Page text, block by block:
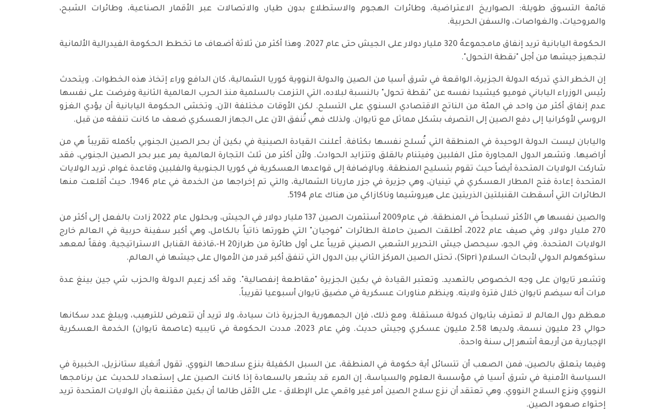
قائمة التسوق طويلة: الصواريخ الاعتراضية، وطائرات الهجوم والاستطلاع بدون طيار، والاتصالات عبر الأقمار الصناعية، وطائرات الشبح،
والمروحيات، والغواصات، والسفن الحربية.
الحكومة اليابانية تريد إنفاق مامجموعهُ 320 مليار دولار على الجيش حتى عام 2027. وهذا أكثر من ثلاثة أضعاف ما تخطط الحكومة الفيدرالية الألمانية
لتجهيز جيشها من أجل "نقطة التحول".
إن الخطر الذي تدركه الدولة الجزيرة، الواقعة في شرق آسيا من الصين والدولة النووية كوريا الشمالية، كان الدافع وراء إتخاذ هذه الخطوات. ويتحدث
رئيس الوزراء الياباني فوميو كيشيدا نفسه عن "نقطة تحول" بالنسبة لبلاده، التي التزمت بالسلمية منذ الحرب العالمية الثانية وفرضت على نفسها
عدم إنفاق أكثر من واحد في المئة من الناتج الاقتصادي السنوي على التسلح. لكن الأوقات مختلفة الآن. وتخشى الحكومة اليابانية أن يؤدي الغزو
الروسي لأوكرانيا إلى دفع الصين إلى التصرف بشكل مماثل مع تايوان. ولذلك فهي تُنفق الآن على الجهاز العسكري ضعف ما كانت تنفقه من قبل.
واليابان ليست الدولة الوحيدة في المنطقة التي تُسلح نفسها بكثافة. أعلنت القيادة الصينية في بكين أن بحر الصين الجنوبي بأكمله تقريباً هي من
أراضيها. وتشعر الدول المجاورة مثل الفلبين وفيتنام بالقلق وتتزايد الحوادث. ولأن أكثر من ثلث التجارة العالمية يمر عبر بحر الصين الجنوبي، فقد
شاركت الولايات المتحدة أيضاً حيث تقوم بتسليح المنطقة. وبالإضافة إلى قواعدها العسكرية في كوريا الجنوبية والفلبين وقاعدة غوام، تريد الولايات
المتحدة إعادة فتح المطار العسكري في تينيان، وهي جزيرة في جزر ماريانا الشمالية، والتي تم إخراجها من الخدمة في عام 1946. حيث أقلعت منها
الطائرات التي أسقطت القنبلتين الذريتين على هيروشيما وناكازاكي من هناك عام 5194.
والصين نفسها هي الأكثر تسليحاً في المنطقة. في عام2009 أستثمرت الصين 137 مليار دولار في الجيش، وبحلول عام 2022 زادت بالفعل إلى أكثر من
270 مليار دولار. وفي صيف عام 2022، أطلقت الصين حاملة الطائرات "فوجيان" التي طورتها ذاتياً بالكامل، وهي أكبر سفينة حربية في العالم خارج
الولايات المتحدة. وفي الجو، سيحصل جيش التحرير الشعبي الصيني قريباً على أول طائرة من طراز20 H-،قاذفة القنابل الاستراتيجية. وفقاً لمعهد
ستوكهولم الدولي لأبحاث السلام( Sipri)، تحتل الصين المركز الثاني بين الدول التي تنفق أكبر قدر من الأموال على جيشها في العالم.
وتشعر تايوان على وجه الخصوص بالتهديد. وتعتبر القيادة في بكين الجزيرة "مقاطعة إنفصالية". وقد أكد زعيم الدولة والحزب شي جين بينغ عدة
مرات أنه سيضم تايوان خلال فترة ولايته. وينظم مناورات عسكرية في مضيق تايوان أسبوعيا تقريباً.
معظم دول العالم لا تعترف بتايوان كدولة مستقلة. ومع ذلك، فإن الجمهورية الجزيرة ذات سيادة، ولا تريد أن تتعرض للترهيب، ويبلغ عدد سكانها
حوالي 23 مليون نسمة، ولديها 2.58 مليون عسكري وجيش حديث. وفي عام 2023، مددت الحكومة في تايبيه (عاصمة تايوان) الخدمة العسكرية
الإجبارية من أربعة أشهر إلى سنة واحدة.
وفيما يتعلق بالصين، فمن الصعب أن تتسائل أية حكومة في المنطقة، عن السبل الكفيلة بنزع سلاحها النووي. تقول أنغيلا ستانزيل، الخبيرة في
السياسة الأمنية في شرق آسيا في مؤسسة العلوم والسياسة، إن المرء قد يشعر بالسعادة إذا كانت الصين على إستعداد للحديث عن برنامجها
النووي ونزع السلاح النووي. وهي تعتقد أن نزع سلاح الصين أمر غير واقعي على الإطلاق - على الأقل طالما أن بكين مقتنعة بأن الولايات المتحدة تريد
إحتواء صعود الصين.